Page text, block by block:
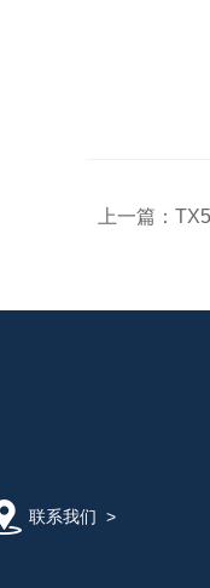
上一篇：
联系我们 >